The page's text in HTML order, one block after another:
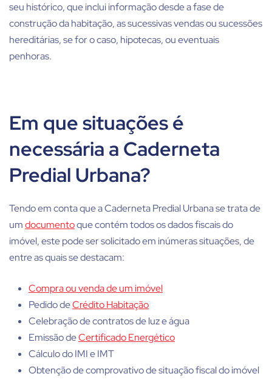
seu histórico, que inclui informação desde a fase de
construção da habitação, as sucessivas vendas ou sucessões
hereditárias, se for o caso, hipotecas, ou eventuais
penhoras.
Em que situações é
necessária a Caderneta
Predial Urbana?
Tendo em conta que a Caderneta Predial Urbana se trata de
umdocumentoque contém todos os dados fiscais do
imóvel, este pode ser solicitado em inúmeras situações, de
entre as quais se destacam:
Compra ou venda de um imóvel
Pedido deCrédito Habitação
Celebração de contratos de luz e água
Emissão deCertificado Energético
Cálculo do IMI e IMT
Obtenção de comprovativo de situação fiscal do imóvel